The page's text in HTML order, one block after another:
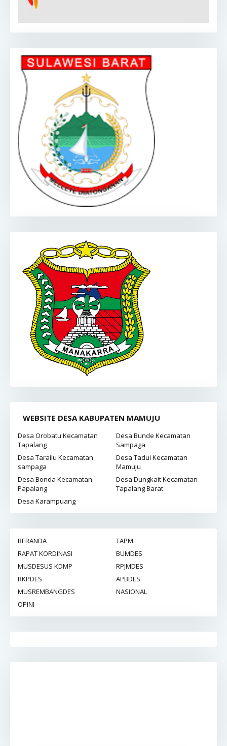
WEBSITE DESA KABUPATEN MAMUJU
Desa Orobatu Kecamatan
Tapalang
Desa Bunde Kecamatan
Sampaga
Desa Tarailu Kecamatan
sampaga
Desa Tadui Kecamatan
Mamuju
Desa Bonda Kecamatan
Papalang
Desa Dungkait Kecamatan
Tapalang Barat
Desa Karampuang
BERANDA
TAPM
RAPAT KORDINASI
BUMDES
MUSDESUS KDMP
RPJMDES
RKPDES
APBDES
MUSREMBANGDES
NASIONAL
OPINI